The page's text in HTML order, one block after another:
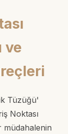
ve
Tüzüğü'
Noktası
müdahalenin